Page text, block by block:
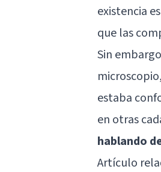
existencia
que las
Sin
estaba
en otras
hablando
Artículo